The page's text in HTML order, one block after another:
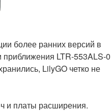
более ранних версий в
LTR-553ALS-0
LilyGO четко не
и платы расширения.